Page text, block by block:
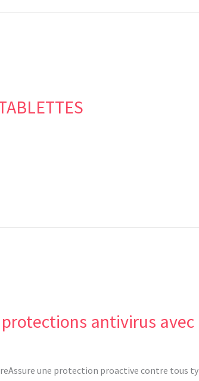
antivirus avec
une protection proactive contre tous